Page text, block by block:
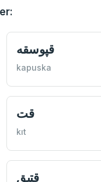
قپوسقه
kapuska
قت
kıt
قتيق